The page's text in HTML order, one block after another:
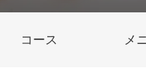
コース メ